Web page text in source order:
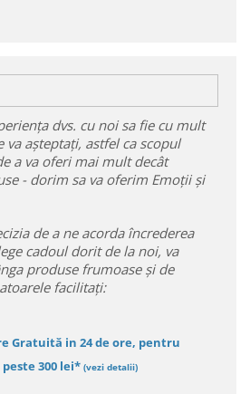
dvs. cu noi sa fie cu mult
va așteptați, astfel ca scopul
a va oferi mai mult decât
- dorim sa va oferim Emoții și
de a ne acorda încrederea
cadoul dorit de la noi, va
produse frumoase și de
facilitați:
Gratuită in 24 de ore, pentru
300 lei* (vezi detalii)